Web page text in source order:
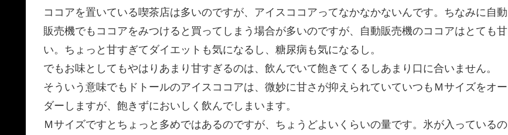
ココアを置いている喫茶店は多いのですが、アイスココアってなかなかないんです。ちなみに自動
販売機でもココアをみつけると買ってしまう場合が多いのですが、自動販売機のココアはとても甘
い。ちょっと甘すぎてダイエットも気になるし、糖尿病も気になるし。
でもお味としてもやはりあまり甘すぎるのは、飲んでいて飽きてくるしあまり口に合いません。
そういう意味でもドトールのアイスココアは、微妙に甘さが抑えられていていつもＭサイズをオー
ダーしますが、飽きずにおいしく飲んでしまいます。
Ｍサイズですとちょっと多めではあるのですが、ちょうどよいくらいの量です。氷が入っているの